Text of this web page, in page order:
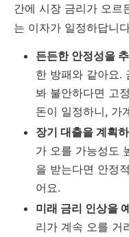
간에 시장 금리가 오르
는 이자가 일정하답니
든든한 안정성을
한 방패와 같아요.
봐 불안하다면 고
돈이 일정하니, 가
장기 대출을 계획
가 오를 가능성도
을 받는다면 안정
어요.
미래 금리 인상을
리가 계속 오를 거